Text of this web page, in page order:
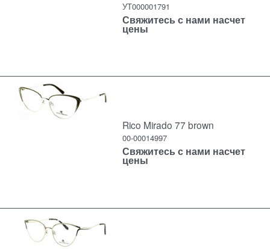
УТ000001791
Свяжитесь с нами насчет
цены
Rico Mirado 77 brown
00-00014997
Свяжитесь с нами насчет
цены